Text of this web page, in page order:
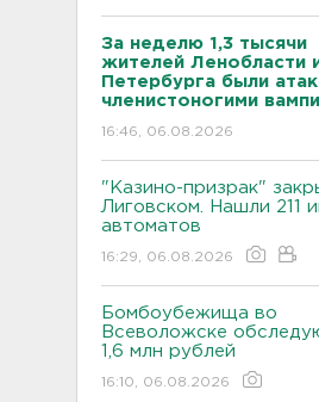
За неделю 1,3 тысячи
жителей Ленобласти
Петербурга были
членистоногими
16:46, 06.08.2026
"Казино-призрак"
Лиговском. Нашли 211
автоматов
16:29, 06.08.2026
Бомбоубежища во
Всеволожске
1,6 млн рублей
16:10, 06.08.2026